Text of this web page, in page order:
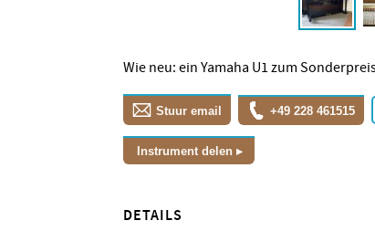
Wie neu: ein Yamaha U1 zum
Stuur email +49 228 461515
Instrument delen
DETAILS